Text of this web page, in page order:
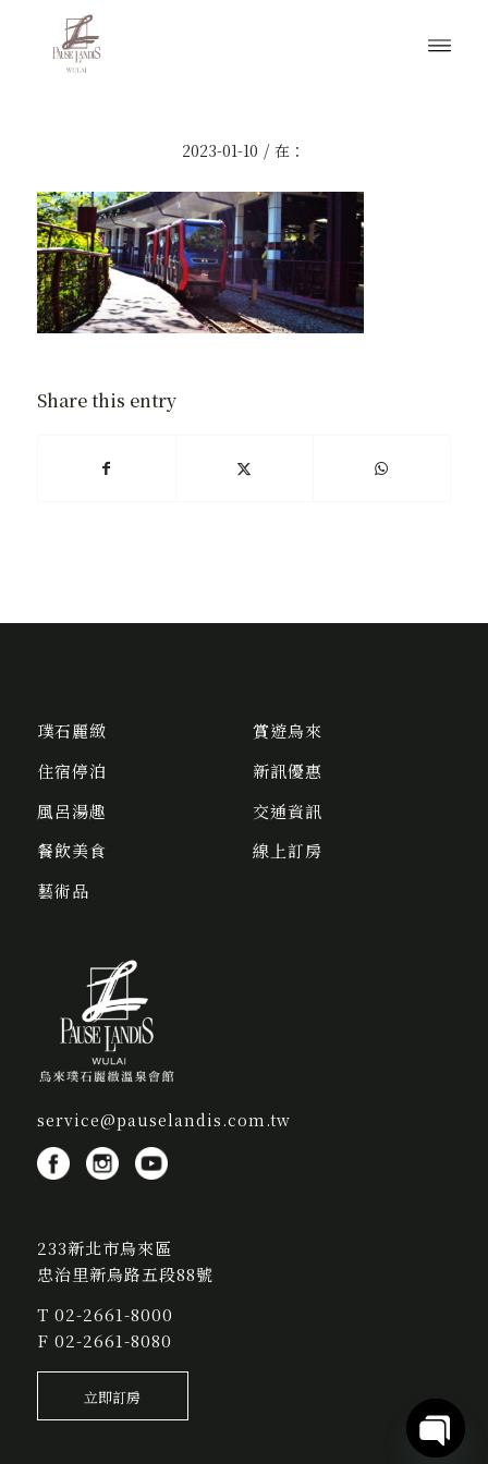
2023-01-10 / 在：
Share this entry
璞石麗緻
住宿停泊
風呂湯趣
餐飲美食
藝術品
賞遊烏來
新訊優惠
交通資訊
線上訂房
service@pauselandis.com.tw
233新北市烏來區
忠治里新烏路五段88號
T 02-2661-8000
F 02-2661-8080
立即訂房